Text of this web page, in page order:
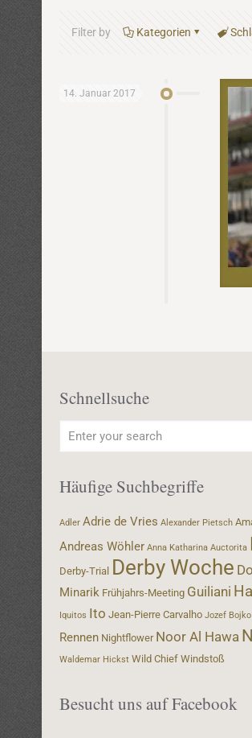
Filter by Kategorien
14. Januar 2017
Schnellsuche
Häufige Suchbegriffe
Adler Adrie de Vries Alexander Pietsch
Andreas Wöhler Anna Katharina Auctorita
Derby-Trial Derby Woche
Minarik Frühjahrs-Meeting Guiliani
Iquitos Ito Jean-Pierre Carvalho Jozef Bojko
Rennen Nightflower Noor Al Hawa
Waldemar Hickst Wild Chief Windstoß
Besucht uns auf Facebook